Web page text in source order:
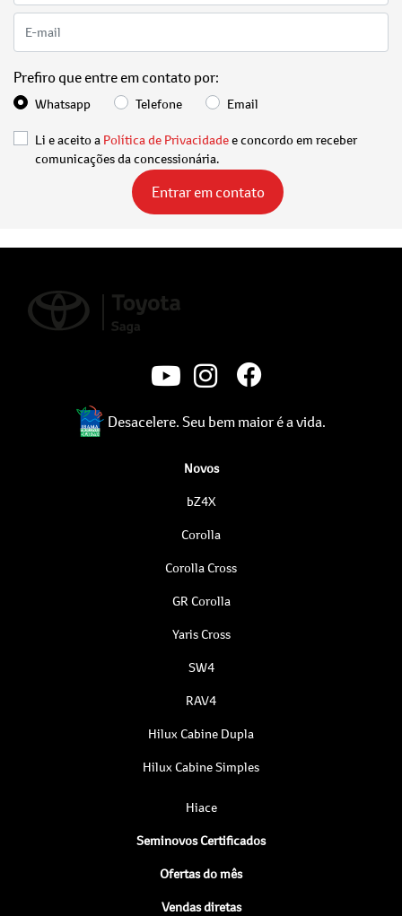
Prefiro que entre em contato por:
Whatsapp Telefone Email
Li e aceito a Política de Privacidadee concordo em receber
comunicações da concessionária.
Entrar em contato
Desacelere. Seu bem maior é a vida.
Novos
bZ4X
Corolla
Corolla Cross
GR Corolla
Yaris Cross
SW4
RAV4
Hilux Cabine Dupla
Hilux Cabine Simples
Hiace
Seminovos Certificados
Ofertas do mês
Vendas diretas